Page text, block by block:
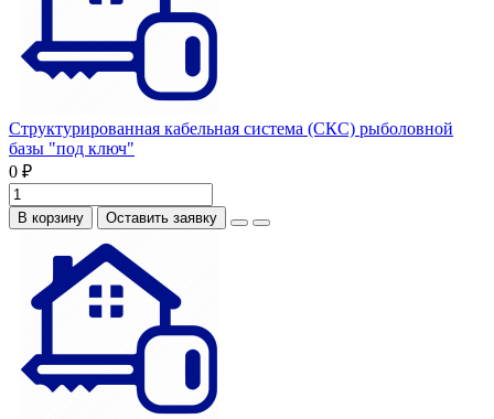
Структурированная кабельная система (СКС) рыболовной
базы "под ключ"
0 ₽
В корзину Оставить заявку